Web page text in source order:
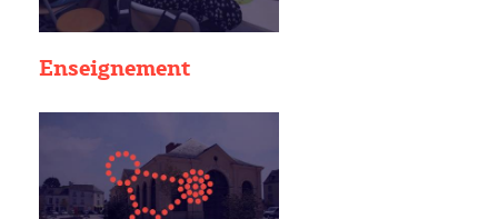
Enseignement